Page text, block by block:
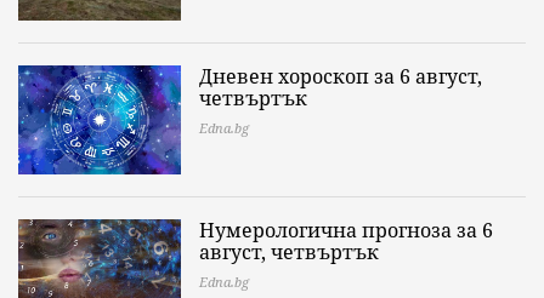
Дневен хороскоп за 6 август,
четвъртък
Edna.bg
Нумерологична прогноза за 6
август, четвъртък
Edna.bg